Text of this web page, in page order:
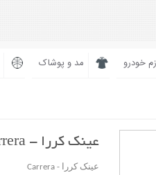
خودرو مد و پوشاک
عینک كررا - Carrera
عینک كررا - Carrera